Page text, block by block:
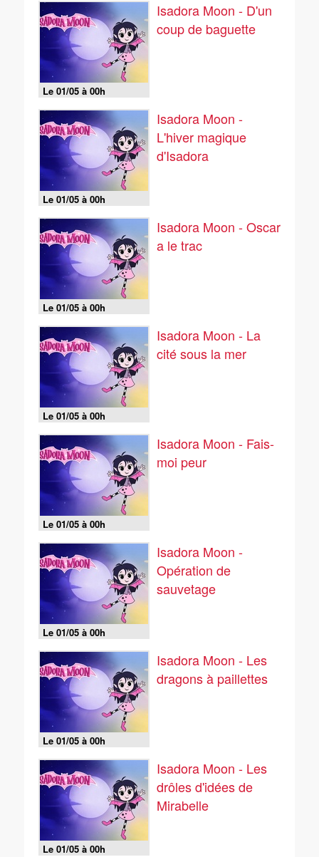
Le 01/05 à 00h
Isadora Moon - D'un
coup de baguette
Le 01/05 à 00h
Isadora Moon -
L'hiver magique
d'Isadora
Le 01/05 à 00h
Isadora Moon - Oscar
a le trac
Le 01/05 à 00h
Isadora Moon - La
cité sous la mer
Le 01/05 à 00h
Isadora Moon - Fais-
moi peur
Le 01/05 à 00h
Isadora Moon -
Opération de
sauvetage
Le 01/05 à 00h
Isadora Moon - Les
dragons à paillettes
Le 01/05 à 00h
Isadora Moon - Les
drôles d'idées de
Mirabelle